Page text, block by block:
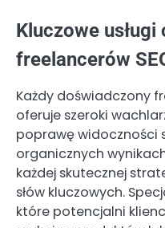
Kluczowe
freelancerów
Każdy doświadczony
oferuje szeroki
poprawę widoczności
organicznych
każdej skutecznej
słów kluczowych.
które potencjalni